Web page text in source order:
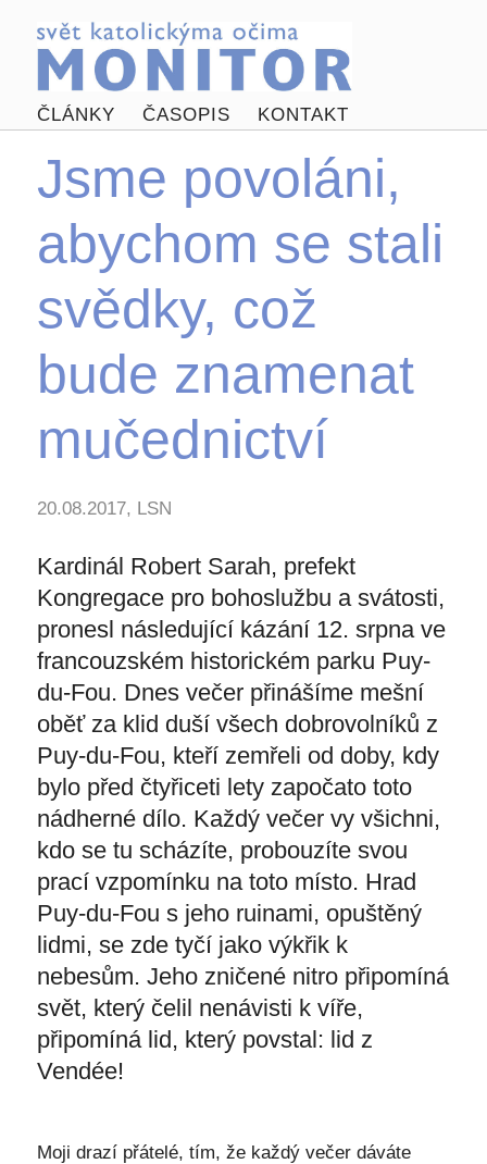
ČLÁNKY ČASOPIS KONTAKT
Jsme povoláni,
abychom se stali
svědky, což
bude znamenat
mučednictví
20.08.2017, LSN
Kardinál Robert Sarah, prefekt
Kongregace pro bohoslužbu a svátosti,
pronesl následující kázání 12. srpna ve
francouzském historickém parku Puy-
du-Fou. Dnes večer přinášíme mešní
oběť za klid duší všech dobrovolníků z
Puy-du-Fou, kteří zemřeli od doby, kdy
bylo před čtyřiceti lety započato toto
nádherné dílo. Každý večer vy všichni,
kdo se tu scházíte, probouzíte svou
prací vzpomínku na toto místo. Hrad
Puy-du-Fou s jeho ruinami, opuštěný
lidmi, se zde tyčí jako výkřik k
nebesům. Jeho zničené nitro připomíná
svět, který čelil nenávisti k víře,
připomíná lid, který povstal: lid z
Vendée!
Moji drazí přátelé, tím, že každý večer dáváte